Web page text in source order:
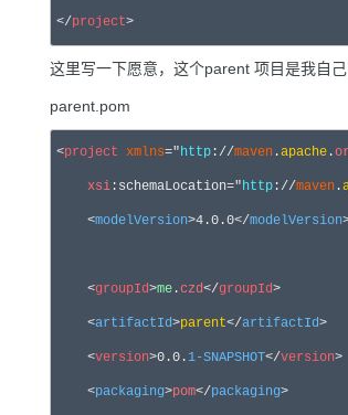
</project>
这里写一下愿意，这个parent 项目是我自
parent.pom
<project xmlns="http ://maven .apache .
xsi :schemaLocation="http ://maven .
    <
modelVersion>4.0.0</modelVersion
    <
groupId>me .czd</groupId>
    <
artifactId>parent</artifactId>
    <
version>0.0. 1-SNAPSHOT</version>
    <
packaging>pom</packaging>